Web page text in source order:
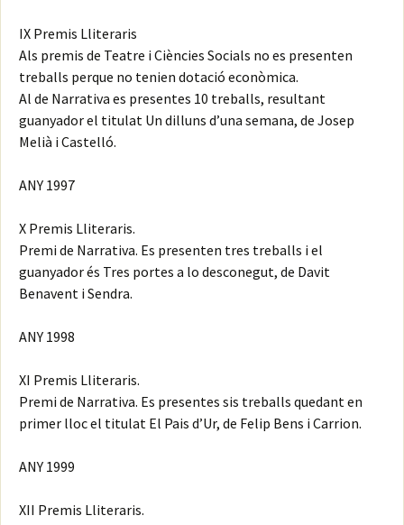
IX Premis Lliteraris
Als premis de Teatre i Ciències Socials no es presenten
treballs perque no tenien dotació econòmica.
Al de Narrativa es presentes 10 treballs, resultant
guanyador el titulat Un dilluns d’una semana, de Josep
Melià i Castelló.
ANY 1997
X Premis Lliteraris.
Premi de Narrativa. Es presenten tres treballs i el
guanyador és Tres portes a lo desconegut, de Davit
Benavent i Sendra.
ANY 1998
XI Premis Lliteraris.
Premi de Narrativa. Es presentes sis treballs quedant en
primer lloc el titulat El Pais d’Ur, de Felip Bens i Carrion.
ANY 1999
XII Premis Lliteraris.